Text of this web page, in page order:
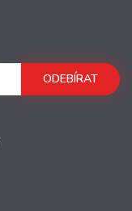
ODEBÍRAT